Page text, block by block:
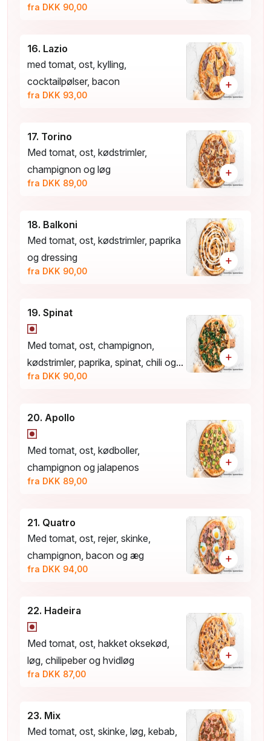
fra DKK 90,00
16. Lazio
med tomat, ost, kylling,
cocktailpølser, bacon
fra DKK 93,00
+
17. Torino
Med tomat, ost, kødstrimler,
champignon og løg
fra DKK 89,00
+
18. Balkoni
Med tomat, ost, kødstrimler, paprika
og dressing
fra DKK 90,00
+
19. Spinat
Med tomat, ost, champignon,
kødstrimler, paprika, spinat, chili og...
fra DKK 90,00
+
20. Apollo
Med tomat, ost, kødboller,
champignon og jalapenos
fra DKK 89,00
+
21. Quatro
Med tomat, ost, rejer, skinke,
champignon, bacon og æg
fra DKK 94,00
+
22. Hadeira
Med tomat, ost, hakket oksekød,
løg, chilipeber og hvidløg
fra DKK 87,00
+
23. Mix
Med tomat, ost, skinke, løg, kebab,